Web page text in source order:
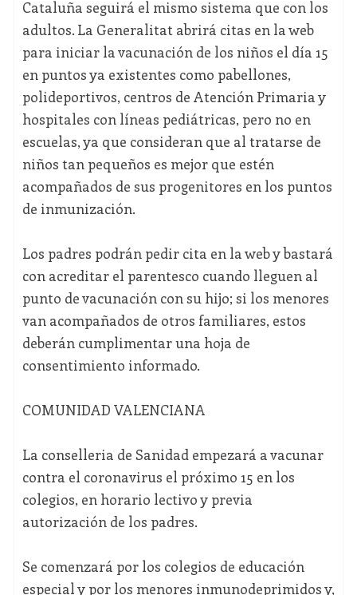
Cataluña seguirá el mismo sistema que con los
adultos. La Generalitat abrirá citas en la web
para iniciar la vacunación de los niños el día 15
en puntos ya existentes como pabellones,
polideportivos, centros de Atención Primaria y
hospitales con líneas pediátricas, pero no en
escuelas, ya que consideran que al tratarse de
niños tan pequeños es mejor que estén
acompañados de sus progenitores en los puntos
de inmunización.
Los padres podrán pedir cita en la web y bastará
con acreditar el parentesco cuando lleguen al
punto de vacunación con su hijo; si los menores
van acompañados de otros familiares, estos
deberán cumplimentar una hoja de
consentimiento informado.
COMUNIDAD VALENCIANA
La conselleria de Sanidad empezará a vacunar
contra el coronavirus el próximo 15 en los
colegios, en horario lectivo y previa
autorización de los padres.
Se comenzará por los colegios de educación
especial y por los menores inmunodeprimidos y,